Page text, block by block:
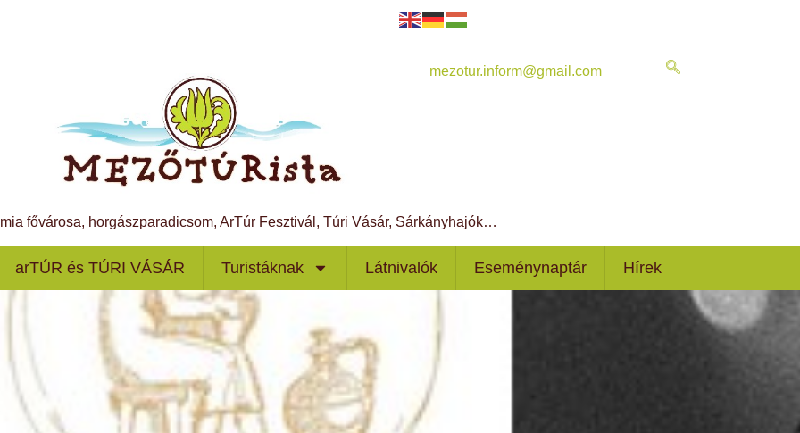
mezotur.inform@gmail.com
fővárosa, horgászparadicsom, ArTúr Fesztivál, Túri Vásár, Sárkányhajók…
arTÚR és TÚRI VÁSÁR Turistáknak Látnivalók Eseménynaptár Hírek